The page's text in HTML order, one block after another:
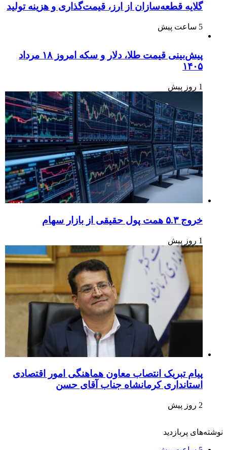
گلایه قطعه‌سازان از ارز، قیمت‌گذاری و هزینه تولید
5 ساعت پیش
پیش‌بینی قیمت طلا، دلار و سکه امروز ۱۸ مرداد
۱۴۰۵
1 روز پیش
خروج ۵.۳ همت پول حقیقی از بازار سهام
1 روز پیش
پیام تبریک انتصاب معاون هماهنگی امور اقتصادی
استانداری کرمانشاه جناب آقای حسن
2 روز پیش
نوشته‌های پربازدید